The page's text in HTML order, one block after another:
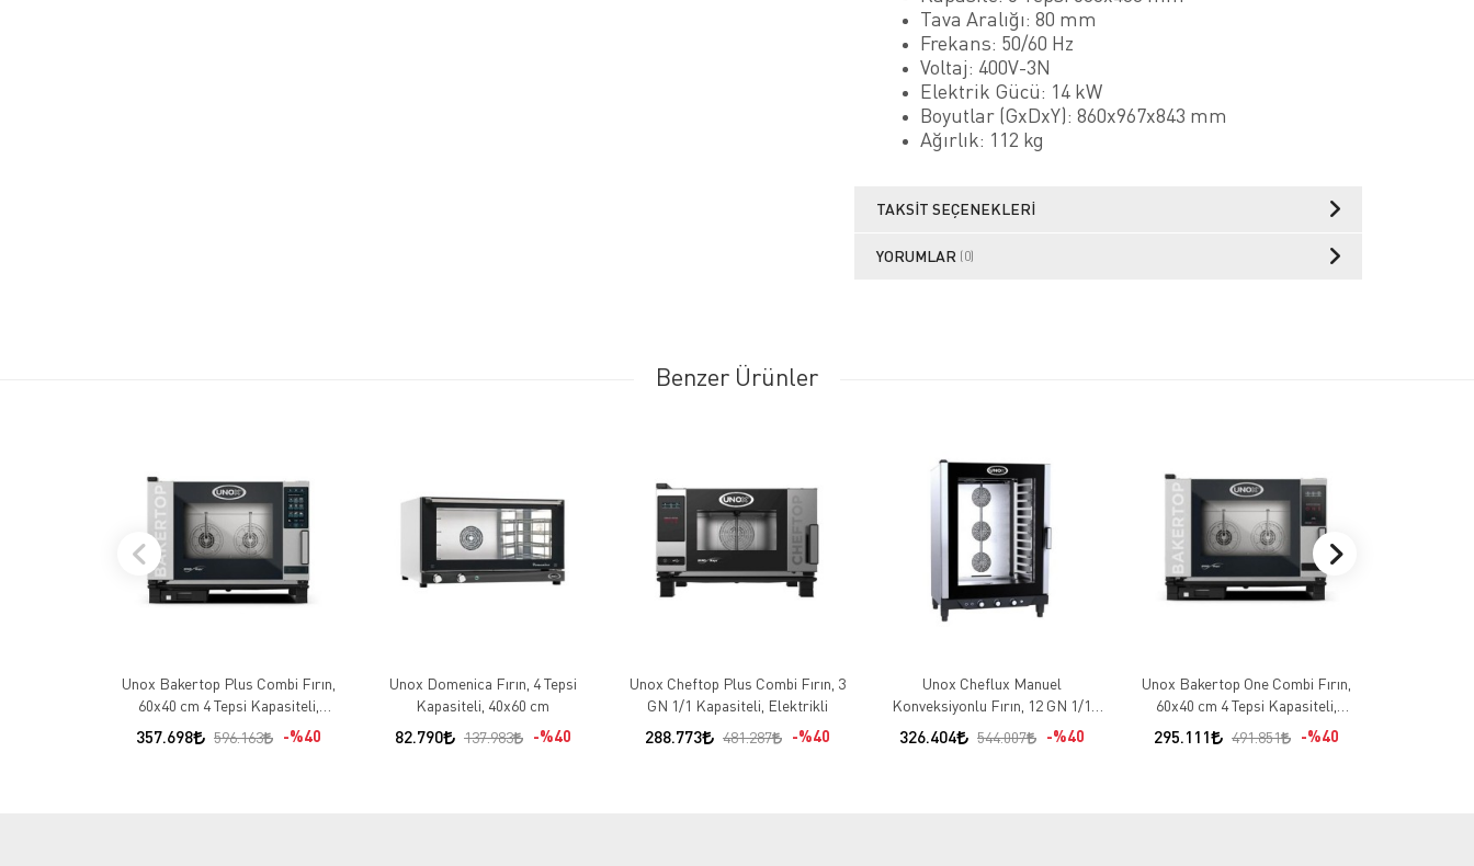
Tava Aralığı: 80 mm
Frekans: 50/60 Hz
Voltaj: 400V-3N
Elektrik Gücü: 14 kW
Boyutlar (GxDxY): 860x967x843 mm
Ağırlık: 112 kg
TAKSIT SEÇENEKLERI
YORUMLAR (0)
Benzer Ürünler
Unox Bakertop Plus Combi Fırın,
60x40 cm 4 Tepsi Kapasiteli,
Elektrikli
357.698 596.163 %40
Unox Domenica Fırın, 4 Tepsi
Kapasiteli, 40x60 cm
82.790 137.983 %40
Unox Cheftop Plus Combi Fırın, 3
GN 1/1 Kapasiteli, Elektrikli
288.773 481.287 %40
Unox Cheflux Manuel
Konveksiyonlu Fırın, 12 GN 1/1
Kapasiteli, Elektrikli
326.404 544.007 %40
Unox Bakertop One Combi Fırın,
60x40 cm 4 Tepsi Kapasiteli,
Elektrikli
295.111 491.851 %40